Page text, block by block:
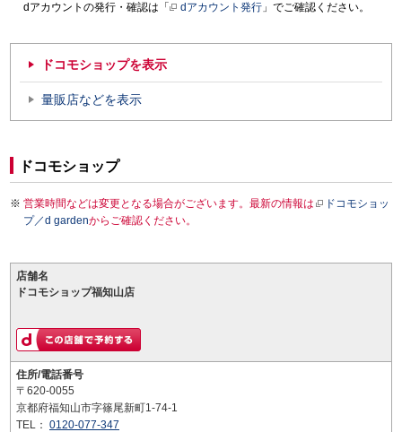
dアカウントの発行・確認は「
dアカウント発行 」でご確認ください。
ドコモショップを表示
量販店などを表示
ドコモショップ
営業時間などは変更となる場合がございます。最新の情報は
ドコモショッ
プ／d gardenからご確認ください。
店舗名
ドコモショップ福知山店
住所/電話番号
〒620-0055
京都府福知山市字篠尾新町1-74-1
TEL： 0120-077-347